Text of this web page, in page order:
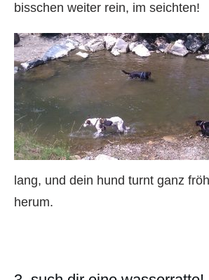
bisschen weiter rein, im seichten!
lang, und dein hund turnt ganz
herum.